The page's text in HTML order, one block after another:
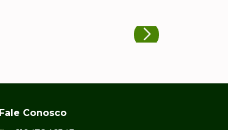
Fale Conosco